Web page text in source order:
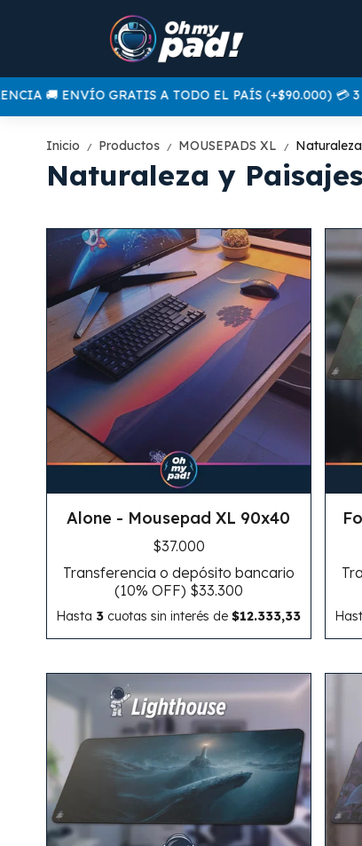
🚚 ENVÍO GRATIS A TODO EL PAÍS (+$90.000) 💳 3
Inicio / Productos / MOUSEPADS XL /
Naturaleza y Paisajes
Alone - Mousepad XL 90x40
$37.000
Transferencia o depósito bancario
(10% OFF) $33.300
Hasta 3 cuotas sin interés de$12.333,33